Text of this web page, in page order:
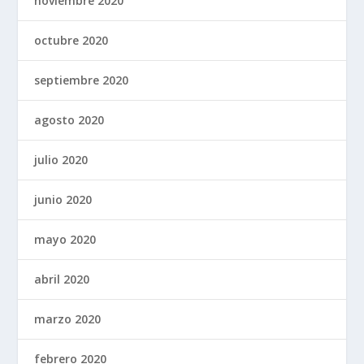
octubre 2020
septiembre 2020
agosto 2020
julio 2020
junio 2020
mayo 2020
abril 2020
marzo 2020
febrero 2020